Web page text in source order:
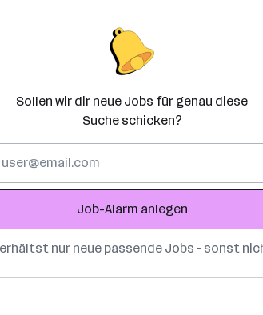
Sollen wir dir neue Jobs für genau diese
Suche schicken?
Job-Alarm anlegen
erhältst nur neue passende Jobs – sonst